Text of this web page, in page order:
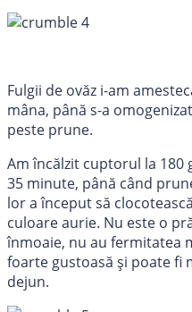
Fulgii de ovăz i-am
mâna, până s-a
peste prune.
Am încălzit cuptorul la 180
35 minute, până când
lor a început să
culoare aurie. Nu este o
înmoaie, nu au fermitatea
foarte gustoasă și poate fi
dejun.